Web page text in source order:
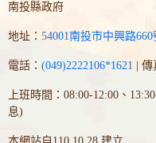
南投縣政府
地址： 54001南投市中興路660
電話： (049)2222106*1621 | 傳
上班時間：08:00-12:00、
息)